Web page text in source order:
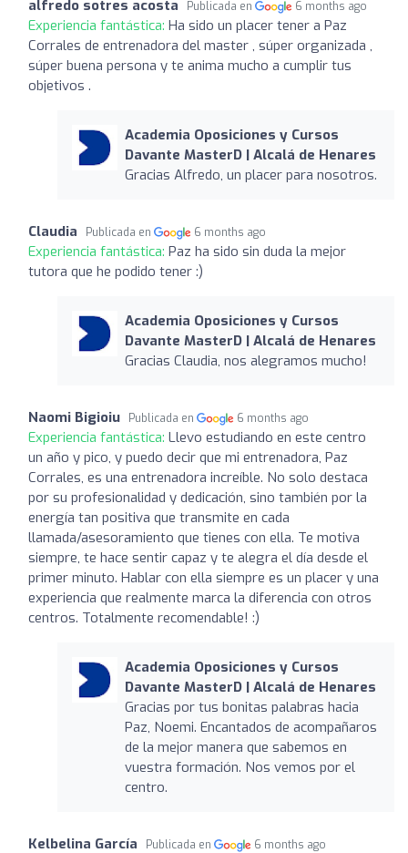
alfredo sotres acosta Publicada en 6 months ago
Experiencia fantástica: Ha sido un placer tener a Paz
Corrales de entrenadora del master , súper organizada ,
súper buena persona y te anima mucho a cumplir tus
objetivos .
Academia Oposiciones y Cursos
Davante MasterD | Alcalá de Henares
Gracias Alfredo, un placer para nosotros.
Claudia Publicada en 6 months ago
Experiencia fantástica: Paz ha sido sin duda la mejor
tutora que he podido tener :)
Academia Oposiciones y Cursos
Davante MasterD | Alcalá de Henares
Gracias Claudia, nos alegramos mucho!
Naomi Bigioiu Publicada en 6 months ago
Experiencia fantástica: Llevo estudiando en este centro
un año y pico, y puedo decir que mi entrenadora, Paz
Corrales, es una entrenadora increíble. No solo destaca
por su profesionalidad y dedicación, sino también por la
energía tan positiva que transmite en cada
llamada/asesoramiento que tienes con ella. Te motiva
siempre, te hace sentir capaz y te alegra el día desde el
primer minuto. Hablar con ella siempre es un placer y una
experiencia que realmente marca la diferencia con otros
centros. Totalmente recomendable! :)
Academia Oposiciones y Cursos
Davante MasterD | Alcalá de Henares
Gracias por tus bonitas palabras hacia
Paz, Noemi. Encantados de acompañaros
de la mejor manera que sabemos en
vuestra formación. Nos vemos por el
centro.
Kelbelina García Publicada en 6 months ago